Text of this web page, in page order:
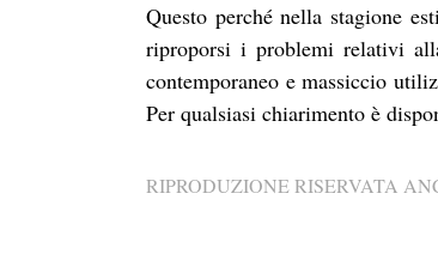
Questo perché nella stagione
riproporsi i problemi relativi
contemporaneo e massiccio
Per qualsiasi chiarimento è
RIPRODUZIONE RISERVATA